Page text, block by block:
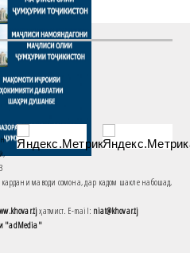
маводи сомона, дар кадом шакле набошад,
ҳатмист. E-mail: niat@khovar.tj
"adMedia"